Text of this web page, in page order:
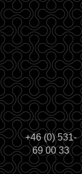
+46 (0) 531-
69 00 33